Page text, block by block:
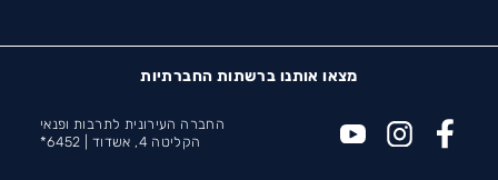
מצאו אותנו ברשתות החברתיות
החברה העירונית לתרבות ופנאי
הקליטה 4, אשדוד |
6452*